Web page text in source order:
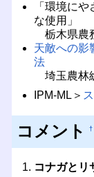
「環境に
な使用」
栃木県農
天敵への影
法
埼玉農林
IPM-ML＞
コメント †
コナガとリ